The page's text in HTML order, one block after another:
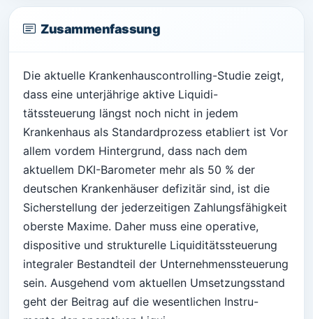
Zusammenfassung
Die aktuelle Krankenhauscontrolling-Studie zeigt,
dass eine unterjährige aktive Liquidi-
tätssteuerung längst noch nicht in jedem
Krankenhaus als Standardprozess etabliert ist Vor
allem vordem Hintergrund, dass nach dem
aktuellem DKI-Barometer mehr als 50 % der
deutschen Krankenhäuser defizitär sind, ist die
Sicherstellung der jederzeitigen Zahlungsfähigkeit
oberste Maxime. Daher muss eine operative,
dispositive und strukturelle Liquiditätssteuerung
integraler Bestandteil der Unternehmenssteuerung
sein. Ausgehend vom aktuellen Umsetzungsstand
geht der Beitrag auf die wesentlichen Instru-